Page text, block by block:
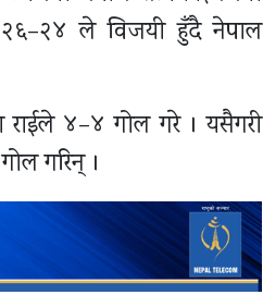
२६–२४ ले विजयी हुँदै नेपाल
राईले ४–४ गोल गरे । यसैगरी
गरिन् ।